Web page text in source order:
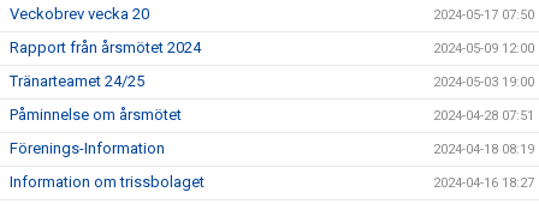
Veckobrev vecka 20 2024-05-17 07:50
Rapport från årsmötet 2024 2024-05-09 12:00
Tränarteamet 24/25 2024-05-03 19:00
Påminnelse om årsmötet 2024-04-28 07:51
Förenings-Information 2024-04-18 08:19
Information om trissbolaget 2024-04-16 18:27